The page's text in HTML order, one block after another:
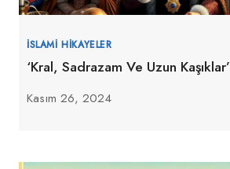
İSLAMI HIKAYELER
‘Kral, Sadrazam Ve Uzun Kaşıklar’
Kasım 26, 2024